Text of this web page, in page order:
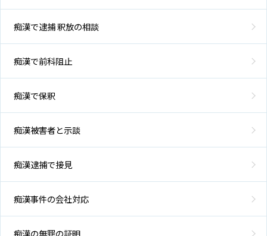
痴漢で逮捕 釈放の相談
痴漢で前科阻止
痴漢で保釈
痴漢被害者と示談
痴漢逮捕で接見
痴漢事件の会社対応